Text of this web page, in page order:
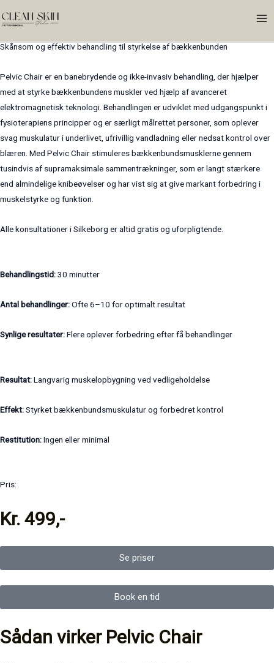
tilPelvic Chair
Skånsom og effektiv behandling til styrkelse af bækkenbunden
Pelvic Chair er en banebrydende og ikke-invasiv behandling, der hjælper
med at styrke bækkenbundens muskler ved hjælp af avanceret
elektromagnetisk teknologi. Behandlingen er udviklet med udgangspunkt i
fysioterapiens principper og er særligt målrettet personer, som oplever
svag muskulatur i underlivet, ufrivillig vandladning eller nedsat kontrol over
blæren. Med Pelvic Chair stimuleres bækkenbundsmusklerne gennem
tusindvis af supramaksimale sammentrækninger, som er langt stærkere
end almindelige knibeøvelser og har vist sig at give markant forbedring i
muskelstyrke og funktion.
Alle konsultationer i Silkeborg er altid gratis og uforpligtende.
Behandlingstid:30 minutter
Antal behandlinger:Ofte 6–10 for optimalt resultat
Synlige resultater:Flere oplever forbedring efter få behandlinger
Resultat:Langvarig muskelopbygning ved vedligeholdelse
Effekt:Styrket bækkenbundsmuskulatur og forbedret kontrol
Restitution:Ingen eller minimal
Pris:
Kr. 499,-
Se priser
Book en tid
Sådan virker Pelvic Chair